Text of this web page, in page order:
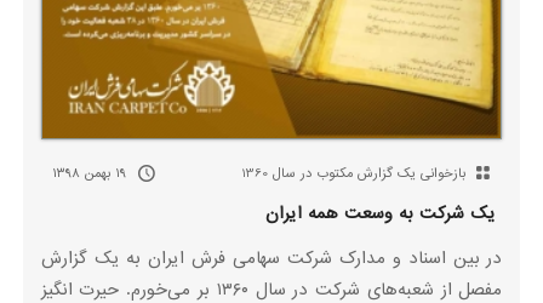
بازخوانی یک گزارش مکتوب در سال 1360 ۱۹ بهمن ۱۳۹۸
یک شرکت به وسعت همه ایران
در بین اسناد و مدارک شرکت سهامی فرش ایران به یک گزارش
مفصل از شعبه‌های شرکت در سال ۱۳۶۰ بر می‌خورم. حیرت انگیز